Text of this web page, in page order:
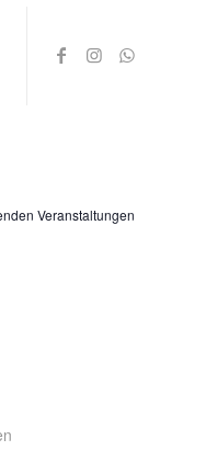
Veranstaltungen